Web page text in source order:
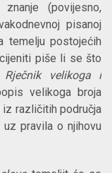
(povijesno,
pisanoj
temelju postojećih
piše li se što
Rječnik velikoga i
velikoga broja
iz različitih područja
pravila o njihovu